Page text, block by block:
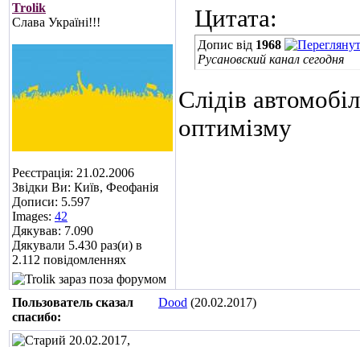
Trolik
Слава Україні!!!
Реєстрація: 21.02.2006
Звідки Ви: Київ, Феофанія
Дописи: 5.597
Images: 42
Дякував: 7.090
Дякували 5.430 раз(и) в
2.112 повідомленнях
Цитата:
Допис від 1968
Русановский канал сегодня
Слідів
оптимізму
Пользователь сказал
cпасибо:
Dood (20.02.2017)
20.02.2017,